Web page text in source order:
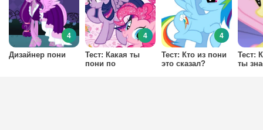
Дизайнер пони
4
Тест: Какая ты
пони по
4
Тест: Кто из пони
это сказал?
4
Тест:
ты